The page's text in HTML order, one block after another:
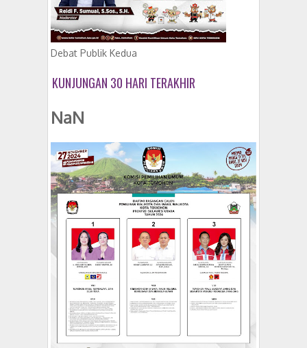
Debat Publik Kedua
KUNJUNGAN 30 HARI TERAKHIR
NaN